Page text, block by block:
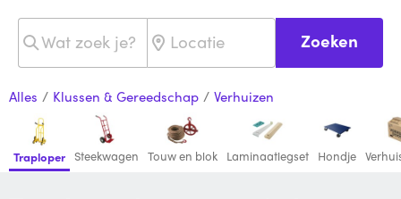
Zoeken
Alles / Klussen & Gereedschap / Verhuizen
Traploper Steekwagen Touw en blok Laminaatlegset Hondje